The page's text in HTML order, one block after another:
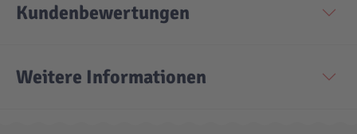
Kundenbewertungen
Weitere Informationen